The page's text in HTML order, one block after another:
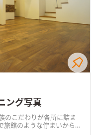
ング写真
のこだわりが各所に詰ま